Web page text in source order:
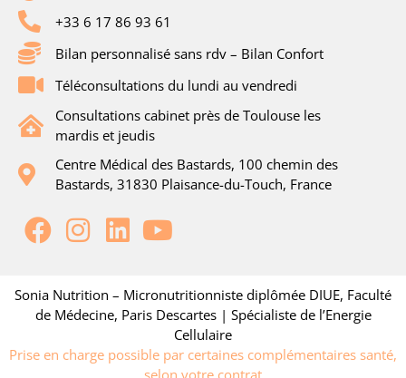
+33 6 17 86 93 61
Bilan personnalisé sans rdv – Bilan Confort
Téléconsultations du lundi au vendredi
Consultations cabinet près de Toulouse les
mardis et jeudis
Centre Médical des Bastards, 100 chemin des
Bastards, 31830 Plaisance-du-Touch, France
Sonia Nutrition – Micronutritionniste diplômée DIUE, Faculté
de Médecine, Paris Descartes | Spécialiste de l’Energie
Cellulaire
Prise en charge possible par certaines complémentaires santé,